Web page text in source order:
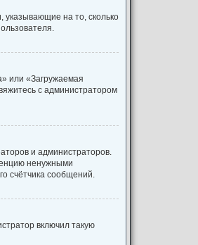
указывающие на то, сколько
или «Загружаемая
с администратором
и администраторов.
ненужными
счётчика сообщений.
включил такую